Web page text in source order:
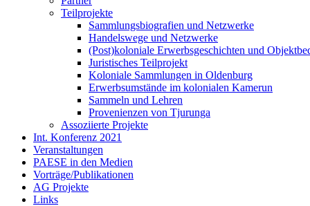
Teilprojekte
Sammlungsbiografien und Netzwerke
Handelswege und Netzwerke
(Post)koloniale Erwerbsgeschichten und
Juristisches Teilprojekt
Koloniale Sammlungen in Oldenburg
Erwerbsumstände im kolonialen Kamerun
Sammeln und Lehren
Provenienzen von Tjurunga
Assoziierte Projekte
Int. Konferenz 2021
Veranstaltungen
PAESE in den Medien
Vorträge/Publikationen
AG Projekte
Links